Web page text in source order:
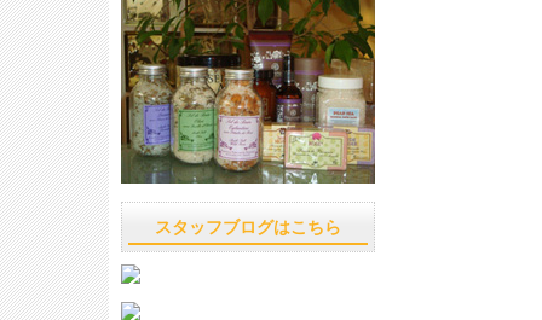
スタッフブログはこちら